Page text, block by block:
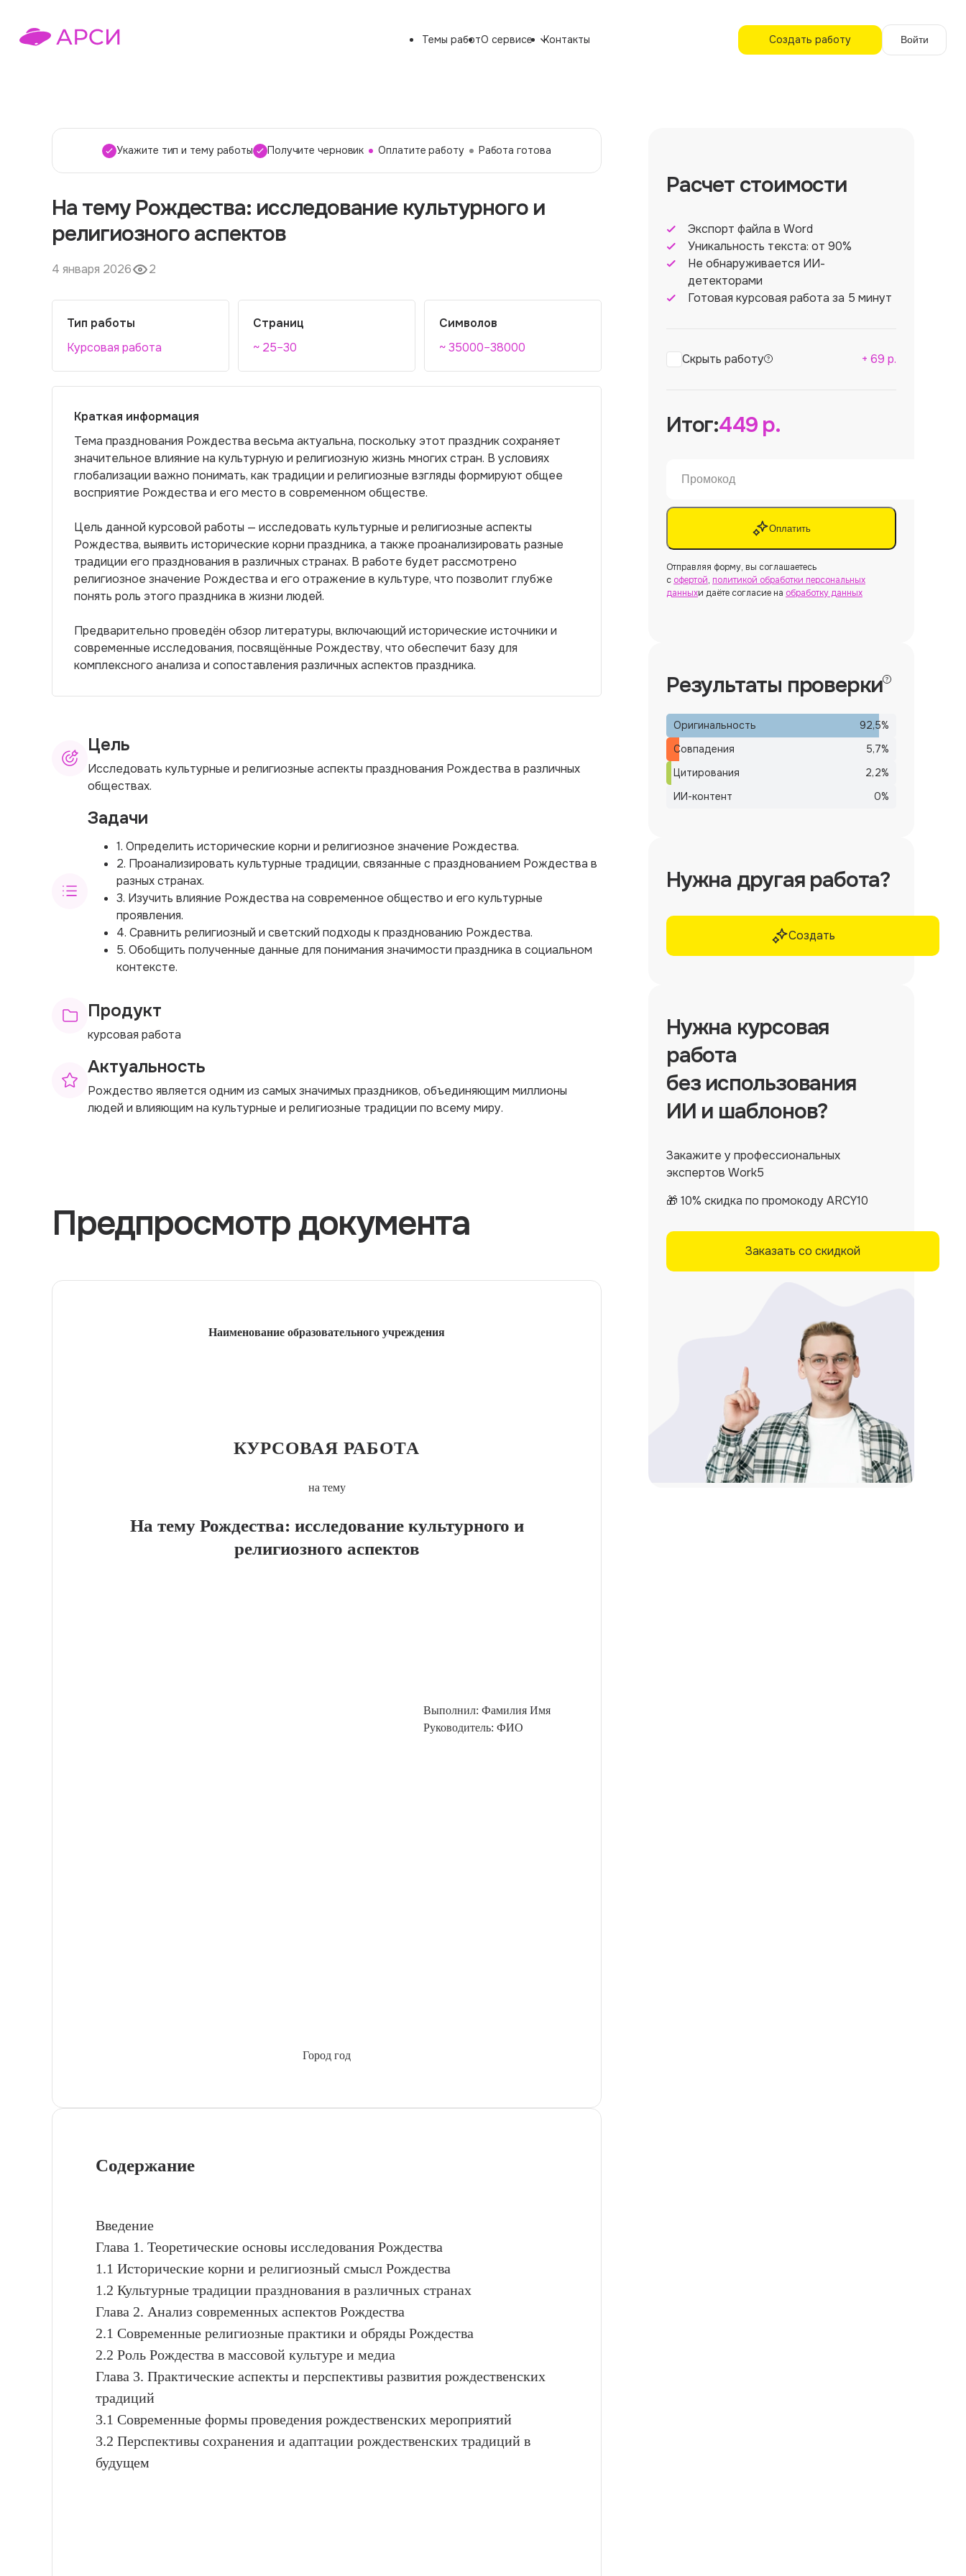
Темы работО сервисе Контакты Создать работу Войти
Укажите тип и тему работы Получите черновик Оплатите работу Работа готова
На тему Рождества: исследование культурного и
религиозного аспектов
4 января 2026 2
Тип работы
Курсовая работа
Страниц
~ 25–30
Символов
~ 35000–38000
Краткая информация
Тема празднования Рождества весьма актуальна, поскольку этот праздник сохраняет
значительное влияние на культурную и религиозную жизнь многих стран. В условиях
глобализации важно понимать, как традиции и религиозные взгляды формируют общее
восприятие Рождества и его место в современном обществе.
Цель данной курсовой работы — исследовать культурные и религиозные аспекты
Рождества, выявить исторические корни праздника, а также проанализировать разные
традиции его празднования в различных странах. В работе будет рассмотрено
религиозное значение Рождества и его отражение в культуре, что позволит глубже
понять роль этого праздника в жизни людей.
Предварительно проведён обзор литературы, включающий исторические источники и
современные исследования, посвящённые Рождеству, что обеспечит базу для
комплексного анализа и сопоставления различных аспектов праздника.
Цель
Исследовать культурные и религиозные аспекты празднования Рождества в различных
обществах.
Задачи
1. Определить исторические корни и религиозное значение Рождества.
2. Проанализировать культурные традиции, связанные с празднованием Рождества в
разных странах.
3. Изучить влияние Рождества на современное общество и его культурные
проявления.
4. Сравнить религиозный и светский подходы к празднованию Рождества.
5. Обобщить полученные данные для понимания значимости праздника в социальном
контексте.
Продукт
курсовая работа
Актуальность
Рождество является одним из самых значимых праздников, объединяющим миллионы
людей и влияющим на культурные и религиозные традиции по всему миру.
Предпросмотр документа
Наименование образовательного учреждения
КУРСОВАЯ РАБОТА
на тему
На тему Рождества: исследование культурного и
религиозного аспектов
Выполнил: Фамилия Имя
Руководитель: ФИО
Город год
Содержание
Введение
Глава 1. Теоретические основы исследования Рождества
1.1 Исторические корни и религиозный смысл Рождества
1.2 Культурные традиции празднования в различных странах
Глава 2. Анализ современных аспектов Рождества
2.1 Современные религиозные практики и обряды Рождества
2.2 Роль Рождества в массовой культуре и медиа
Глава 3. Практические аспекты и перспективы развития рождественских
традиций
3.1 Современные формы проведения рождественских мероприятий
3.2 Перспективы сохранения и адаптации рождественских традиций в
будущем
Расчет стоимости
Экспорт файла в Word
Уникальность текста: от 90%
Не обнаруживается ИИ-
детекторами
Готовая курсовая работа за 5 минут
Скрыть работу + 69 р.
Итог:449р.
Оплатить
Отправляя форму, вы соглашаетесь
с офертой, политикой обработки персональных
данныхи даёте согласие на обработку данных
Результаты проверки
Оригинальность 92,5%
Совпадения
5,7%
Цитирования
2,2%
ИИ-контент
0%
Нужна другая работа?
Создать
Нужна курсовая
работа
без использования
ИИ и шаблонов?
Закажите у профессиональных
экспертов Work5
🎁 10% скидка по промокоду ARCY10
Заказать со скидкой